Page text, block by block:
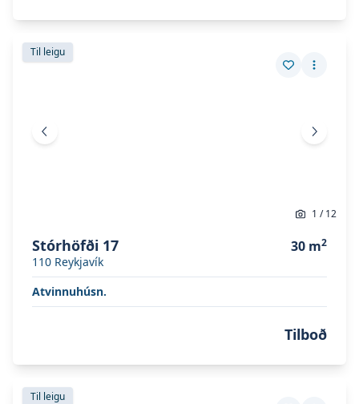
Skoða eignina
Til leigu
Vista eign
Fleiri
Skoða eignina
Fyrri mynd Næsta
1 /12
Stórhöfði 17
110 Reykjavík
30 m2
Atvinnuhúsn.
Tilboð
Skoða eignina
Til leigu
Skoða eignina